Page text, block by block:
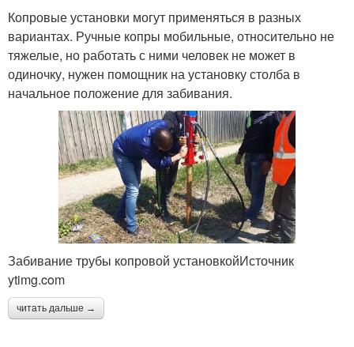
Копровые установки могут применяться в разных
вариантах. Ручные копры мобильные, относительно не
тяжелые, но работать с ними человек не может в
одиночку, нужен помощник на установку столба в
начальное положение для забивания.
Забивание трубы копровой установкойИсточник
ytimg.com
читать дальше →